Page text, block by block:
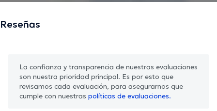
Reseñas
La confianza y transparencia de nuestras evaluaciones
son nuestra prioridad principal. Es por esto que
revisamos cada evaluación, para asegurarnos que
cumple con nuestras políticas de evaluaciones.